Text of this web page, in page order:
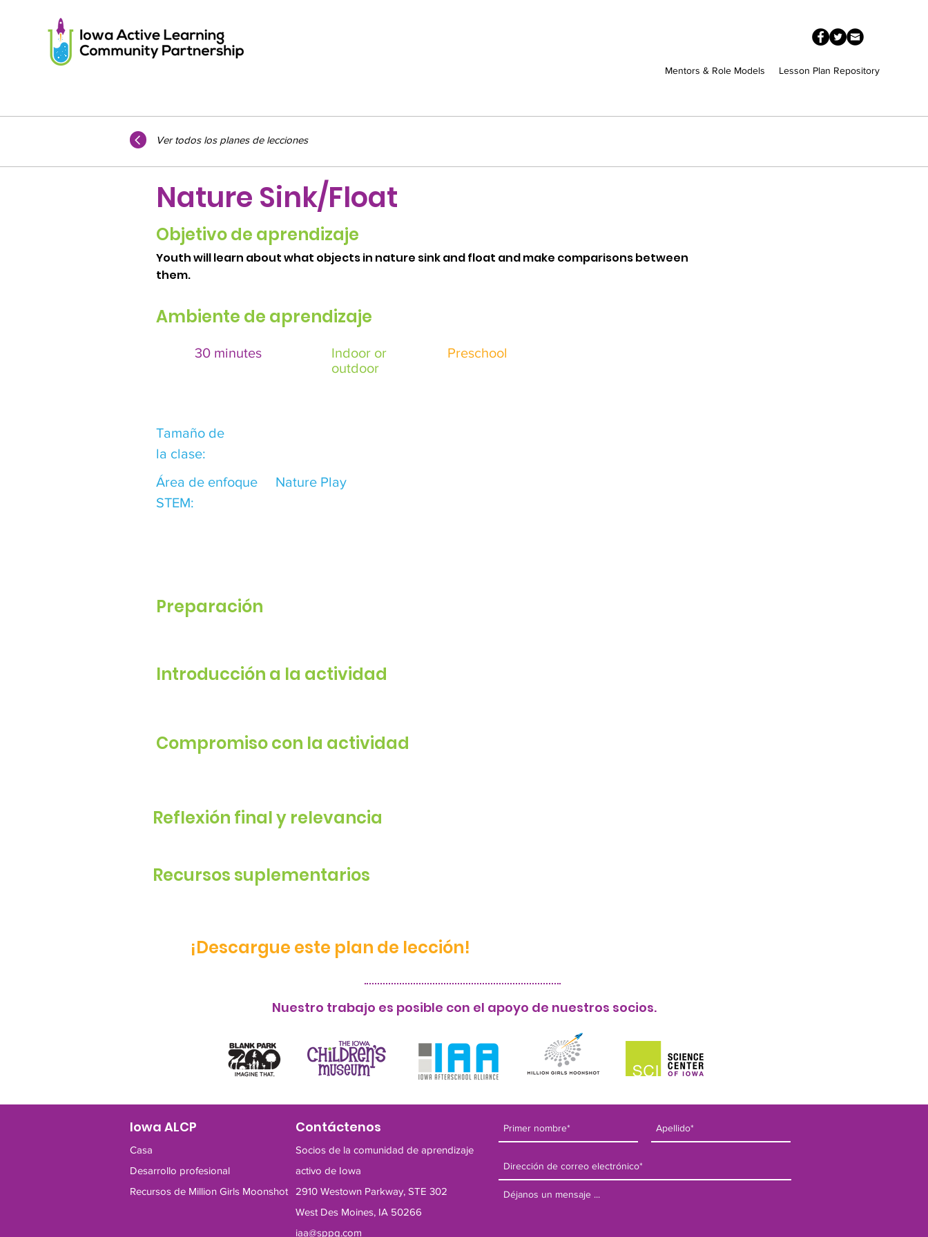
Mentors & Role Models Lesson Plan Repository
Ver todos los planes de lecciones
Nature Sink/Float
Objetivo de aprendizaje
Youth will learn about what objects in nature sink and float and make comparisons between
them.
Ambiente de aprendizaje
30 minutes
Indoor or
outdoor
Preschool
Tamaño de
la clase:
Área de enfoque
STEM:
Nature Play
Preparación
Introducción a la actividad
Compromiso con la actividad
Reflexión final y relevancia
Recursos suplementarios
¡Descargue este plan de lección!
Nuestro trabajo es posible con el apoyo de nuestros socios.
Iowa ALCP
Casa
Desarrollo profesional
Recursos de Million Girls Moonshot
Contáctenos
Socios de la comunidad de aprendizaje
activo de Iowa
2910 Westown Parkway, STE 302
West Des Moines, IA 50266
iaa@sppg.com